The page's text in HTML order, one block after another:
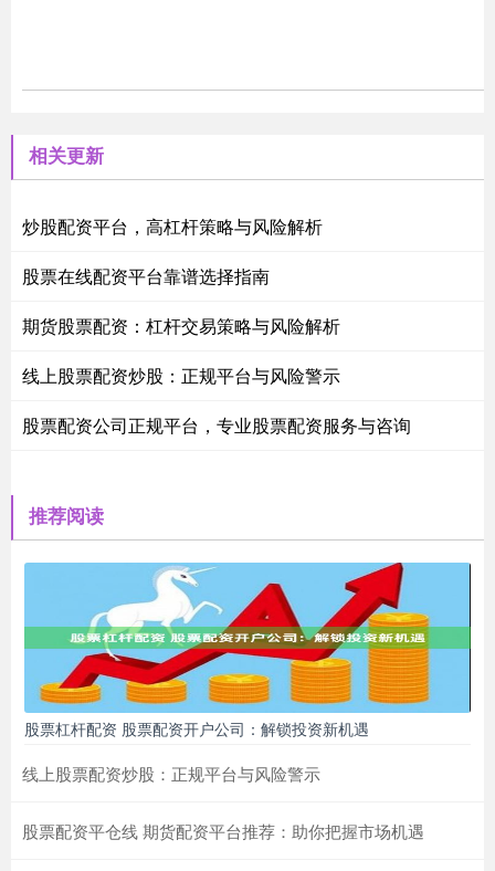
相关更新
炒股配资平台，高杠杆策略与风险解析
股票在线配资平台靠谱选择指南
期货股票配资：杠杆交易策略与风险解析
线上股票配资炒股：正规平台与风险警示
股票配资公司正规平台，专业股票配资服务与咨询
推荐阅读
股票杠杆配资 股票配资开户公司：解锁投资新机遇
线上股票配资炒股：正规平台与风险警示
股票配资平仓线 期货配资平台推荐：助你把握市场机遇